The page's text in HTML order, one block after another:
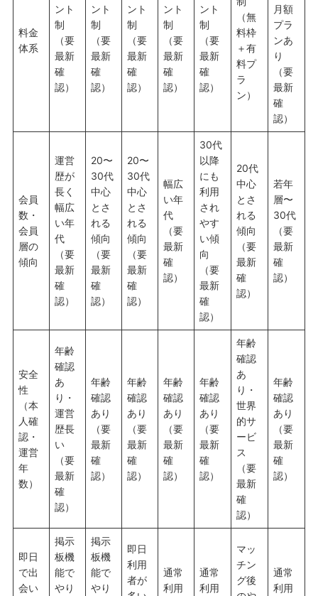
料金
体系
ント
制
（要
最新
確
認）
ント
制
（要
最新
確
認）
ント
制
（要
最新
確
認）
ント
制
（要
最新
確
認）
ント
制
（要
最新
確
認）
（無
料枠
＋有
料プ
ラ
ン）
月額
プラ
ンあ
り
（要
最新
確
認）
会員
数・
会員
層の
傾向
運営
歴が
長く
幅広
い年
代
（要
最新
確
認）
20〜
30代
中心
とさ
れる
傾向
（要
最新
確
認）
20〜
30代
中心
とさ
れる
傾向
（要
最新
確
認）
幅広
い年
代
（要
最新
確
認）
30代
以降
にも
利用
され
やす
い傾
向
（要
最新
確
認）
20代
中心
とさ
れる
傾向
（要
最新
確
認）
若年
層〜
30代
（要
最新
確
認）
安全
性
（本
人確
認・
運営
年
数）
年齢
確認
あ
り・
運営
歴長
い
（要
最新
確
認）
年齢
確認
あり
（要
最新
確
認）
年齢
確認
あり
（要
最新
確
認）
年齢
確認
あり
（要
最新
確
認）
年齢
確認
あり
（要
最新
確
認）
年齢
確認
あ
り・
世界
的サ
ービ
ス
（要
最新
確
認）
年齢
確認
あり
（要
最新
確
認）
即日
で出
会い
掲示
板機
能で
やり
掲示
板機
能で
やり
即日
利用
者が
通常
利用
通常
利用
マッ
チン
グ後
通常
利用